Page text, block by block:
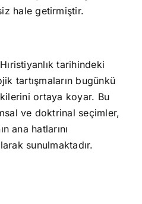
hale getirmiştir.
tarihindeki
tartışmaların bugünkü
ortaya koyar. Bu
ve doktrinal seçimler,
ana hatlarını
sunulmaktadır.